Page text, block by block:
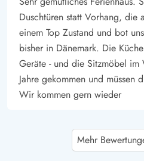
Duschtüren statt Vorhang, die
einem Top Zustand und bot
bisher in Dänemark. Die
Geräte - und die Sitzmöbel
Jahre gekommen und müssen
Wir kommen gern wieder
Ute und Erik Twelker
Deutschland
Mehr